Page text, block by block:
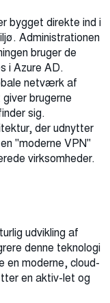
bygget direkte ind i
. Administrationen
bruger de
i Azure AD.
netværk af
brugerne
sig.
der udnytter
"moderne VPN"
virksomheder.
udvikling af
denne teknologi
en moderne, cloud-
en aktiv-let og